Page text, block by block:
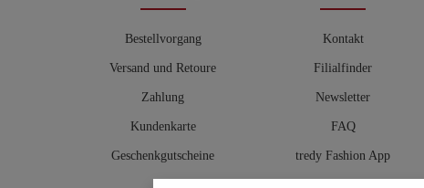
Bestellvorgang
Versand und Retoure
Zahlung
Kundenkarte
Geschenkgutscheine
Kontakt
Filialfinder
Newsletter
FAQ
tredy Fashion App